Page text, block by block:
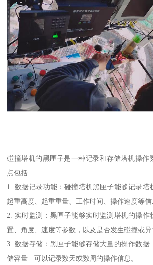
碰撞塔机的黑匣子是一种记录和存储塔机操作
点包括：
1. 数据记录功能：碰撞塔机黑匣子能够记录塔
起重高度、起重重量、工作时间、操作速度等信
2. 实时监测：黑匣子能够实时监测塔机的操作
置、角度、速度等参数，以及是否发生碰撞或异
3. 数据存储：黑匣子能够存储大量的操作数据
储容量，可以记录数天或数周的操作信息。